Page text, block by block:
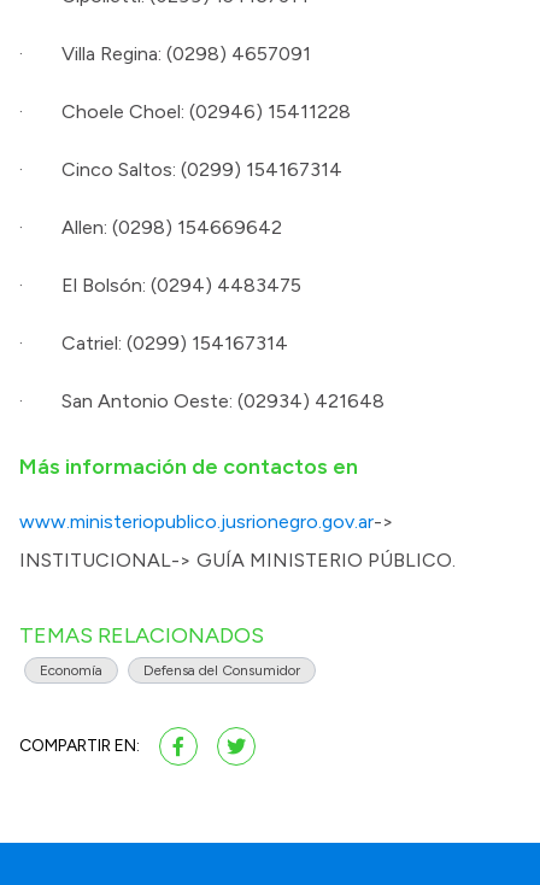
· Villa Regina: (0298) 4657091
· Choele Choel: (02946) 15411228
· Cinco Saltos: (0299) 154167314
· Allen: (0298) 154669642
· El Bolsón: (0294) 4483475
· Catriel: (0299) 154167314
· San Antonio Oeste: (02934) 421648
Más información de contactos en
www.ministeriopublico.jusrionegro.gov.ar->
INSTITUCIONAL-> GUÍA MINISTERIO PÚBLICO.
TEMAS RELACIONADOS
Economía Defensa del Consumidor
COMPARTIR EN: